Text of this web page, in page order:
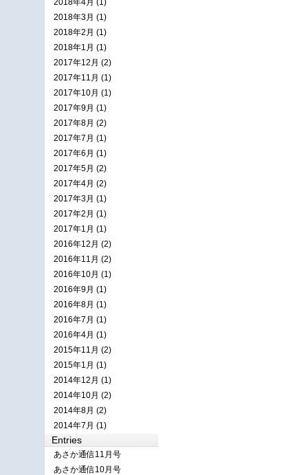
2018年4月 (1)
2018年3月 (1)
2018年2月 (1)
2018年1月 (1)
2017年12月 (2)
2017年11月 (1)
2017年10月 (1)
2017年9月 (1)
2017年8月 (2)
2017年7月 (1)
2017年6月 (1)
2017年5月 (2)
2017年4月 (2)
2017年3月 (1)
2017年2月 (1)
2017年1月 (1)
2016年12月 (2)
2016年11月 (2)
2016年10月 (1)
2016年9月 (1)
2016年8月 (1)
2016年7月 (1)
2016年4月 (1)
2015年11月 (2)
2015年1月 (1)
2014年12月 (1)
2014年10月 (2)
2014年8月 (2)
2014年7月 (1)
Entries
あさか通信11月号
あさか通信10月号